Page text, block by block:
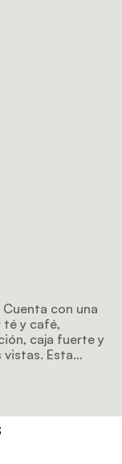
con una
té y café,
caja fuerte y
Esta
con